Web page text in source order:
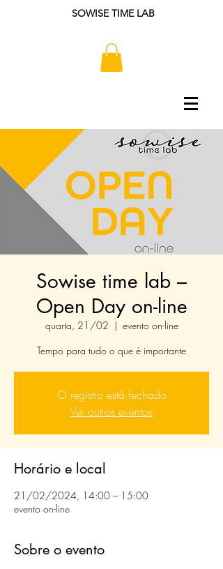
SOWISE TIME LAB
Sowise time lab –
Open Day on-line
quarta, 21/02
  |
evento on-line
Tempo para tudo o que é importante
O registro está fechado
Ver outros eventos
Horário e local
21/02/2024, 14:00 – 15:00
evento on-line
Sobre o evento